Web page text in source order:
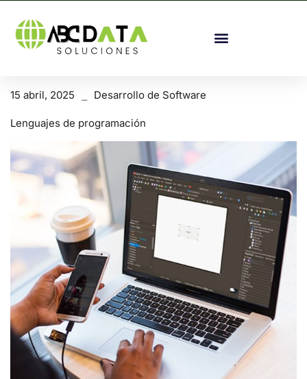
15 abril, 2025 Desarrollo de Software
Lenguajes de programación